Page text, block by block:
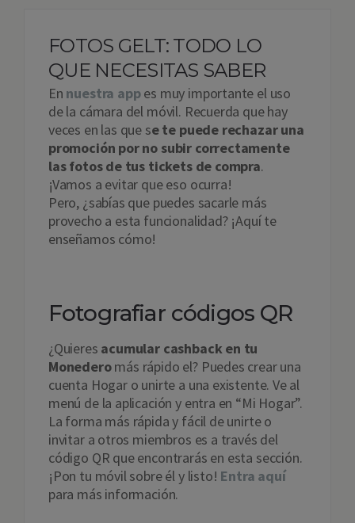
FOTOS GELT: TODO LO
QUE NECESITAS SABER
En nuestra appes muy importante el uso
de la cámara del móvil. Recuerda que hay
veces en las que se te puede rechazar una
promoción por no subir correctamente
las fotos de tus tickets de compra.
¡Vamos a evitar que eso ocurra!
Pero, ¿sabías que puedes sacarle más
provecho a esta funcionalidad? ¡Aquí te
enseñamos cómo!
Fotografiar códigos QR
¿Quieres acumular cashback en tu
Monederomás rápido el? Puedes crear una
cuenta Hogar o unirte a una existente. Ve al
menú de la aplicación y entra en “Mi Hogar”.
La forma más rápida y fácil de unirte o
invitar a otros miembros es a través del
código QR que encontrarás en esta sección.
¡Pon tu móvil sobre él y listo! Entra aquí
para más información.